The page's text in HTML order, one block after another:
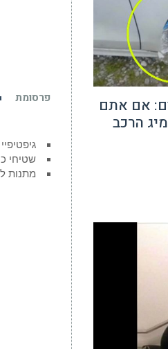
אם אתם
הרכב
פרסומת
שטיחי
מתנות